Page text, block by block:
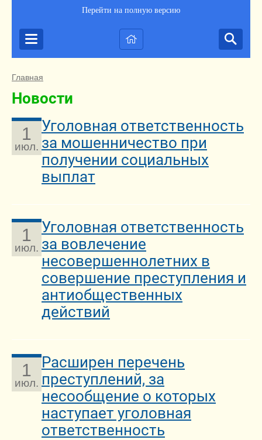
Перейти на полную версию
Главная
Новости
1
июл.
Уголовная ответственность
за мошенничество при
получении социальных
выплат
1
июл.
Уголовная ответственность
за вовлечение
несовершеннолетних в
совершение преступления и
антиобщественных
действий
1
июл.
Расширен перечень
преступлений, за
несообщение о которых
наступает уголовная
ответственность